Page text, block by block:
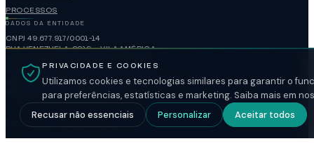
PROCESSOS
DADOS DA ENTIDADE
CNPJ 49.677.917/0001-14
RUA VENEZUELA, 3819 — VILA AMÉRICA
(17)3421-1188
administracao@camaravotuporanga.sp.gov.br
www.camaravotuporanga.sp.gov.br
HORÁRIO DE FUNCIONAMENTO
PRIVACIDADE E COOKIES
Utilizamos cookies e tecnologias similares para garantir o
para preferências, estatísticas e marketing. Saiba mais em
Recusar não essenciais
Personalizar Aceitar todos